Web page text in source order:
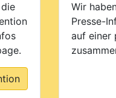
Wir
Presse-
auf einer